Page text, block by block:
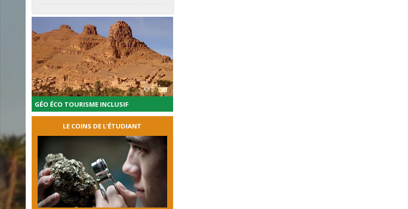
GÉO ÉCO TOURISME INCLUSIF
LE COINS DE L’ÉTUDIANT